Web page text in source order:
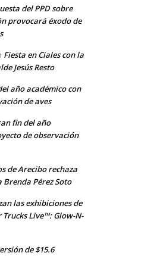
del PPD sobre
provocará éxodo de
Fiesta en Ciales con la
Jesús Resto
año académico con
de aves
fin del año
de observación
de Arecibo rechaza
Pérez Soto
las exhibiciones de
Live™: Glow-N-
de $15.6